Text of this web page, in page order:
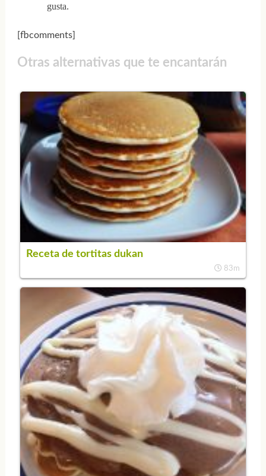
gusta.
[fbcomments]
Otras alternativas que te encantarán
Receta de tortitas dukan
83m